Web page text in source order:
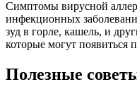
Симптомы вирусной
инфекционных
зуд в горле, кашель, и
которые могут появиться
Полезные